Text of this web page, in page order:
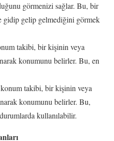
görmenizi sağlar. Bu, bir
gidip gelip gelmediğini görmek
takibi, bir kişinin veya
konumunu belirler. Bu, en
takibi, bir kişinin veya
konumunu belirler. Bu,
kullanılabilir.